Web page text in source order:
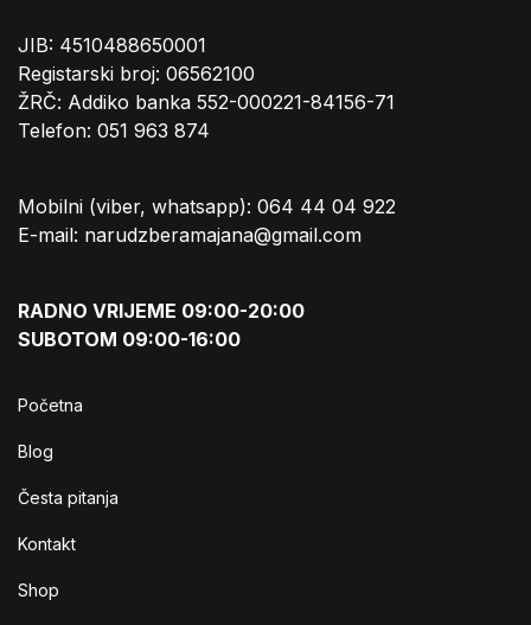
JIB: 4510488650001
Registarski broj: 06562100
ŽRČ: Addiko banka 552-000221-84156-71
Telefon: 051 963 874
Mobilni (viber, whatsapp): 064 44 04 922
E-mail: narudzberamajana@gmail.com
RADNO VRIJEME 09:00-20:00
SUBOTOM 09:00-16:00
Početna
Blog
Česta pitanja
Kontakt
Shop